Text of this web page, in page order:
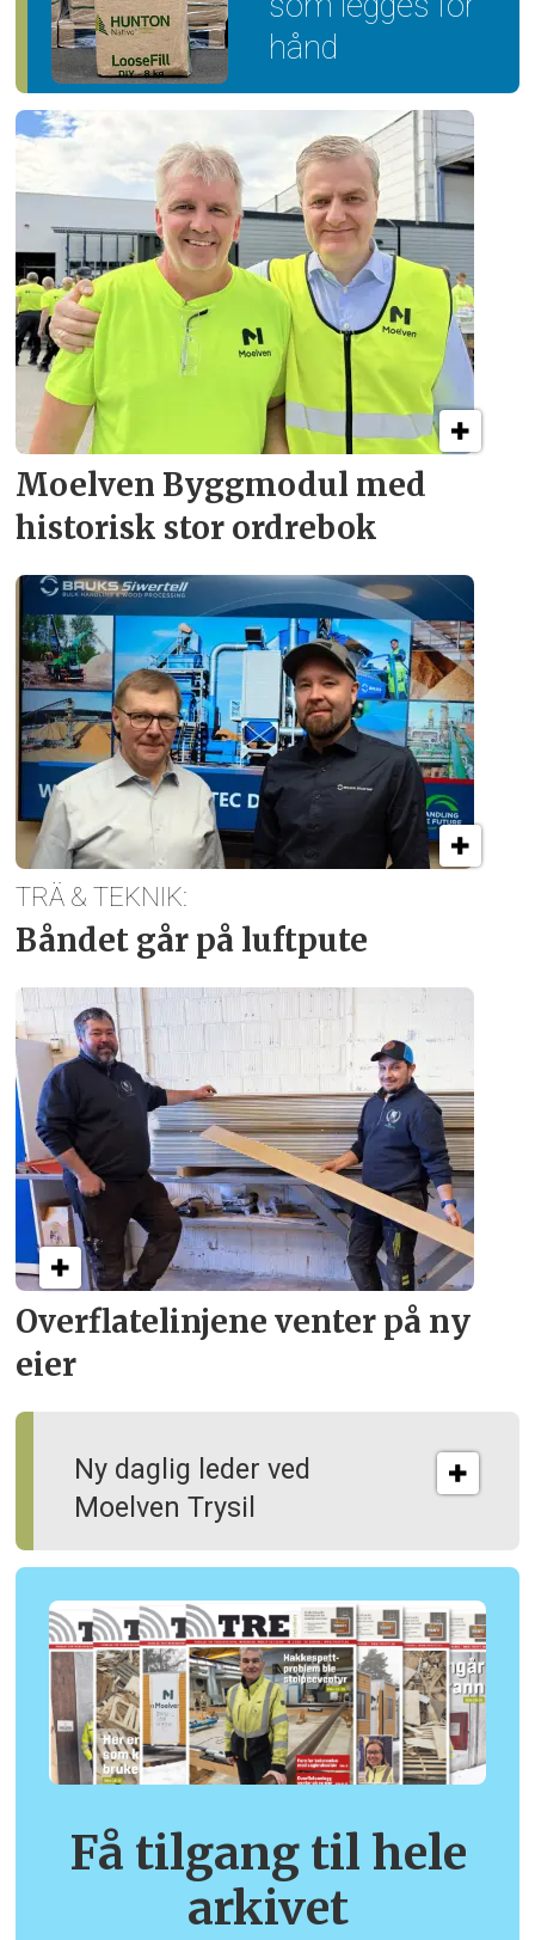
hånd
Moelven Byggmodul med
historisk stor ordrebok
Overflate­linjene venter på ny
eier
Ny daglig leder ved
Moelven Trysil
TRÄ & TEKNIK:
Båndet går på luftpute
Få tilgang til hele
arkivet